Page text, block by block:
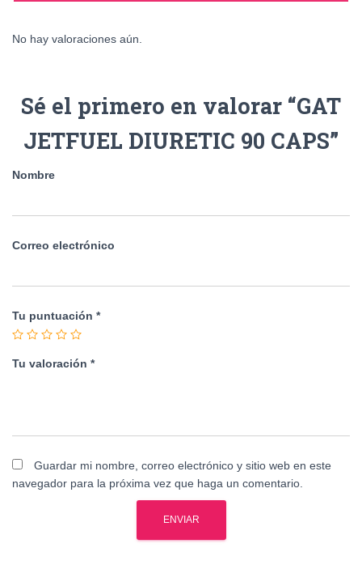
No hay valoraciones aún.
Sé el primero en valorar “GAT
JETFUEL DIURETIC 90 CAPS”
Nombre
Correo electrónico
Tu puntuación *
Tu valoración *
Guardar mi nombre, correo electrónico y sitio web en este
navegador para la próxima vez que haga un comentario.